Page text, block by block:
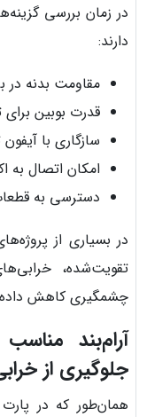
در زمان بررسی
دارند:
مقاومت بدنه در
قدرت بوبین برای
سازگاری با
امکان اتصال به
دسترسی به
در بسیاری از
تقویت‌شده،
چشمگیری کاهش
آرام‌بند
جلوگیری از
همان‌طور که در